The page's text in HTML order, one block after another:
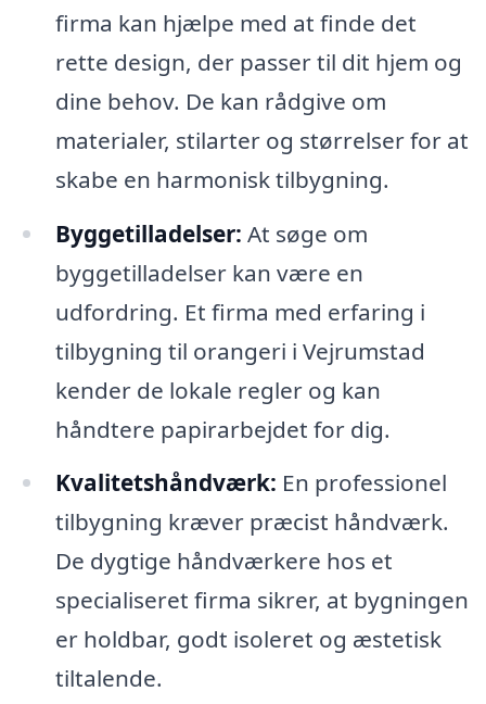
firma kan hjælpe med at finde det
rette design, der passer til dit hjem og
dine behov. De kan rådgive om
materialer, stilarter og størrelser for at
skabe en harmonisk tilbygning.
Byggetilladelser: At søge om
byggetilladelser kan være en
udfordring. Et firma med erfaring i
tilbygning til orangeri i Vejrumstad
kender de lokale regler og kan
håndtere papirarbejdet for dig.
Kvalitetshåndværk: En professionel
tilbygning kræver præcist håndværk.
De dygtige håndværkere hos et
specialiseret firma sikrer, at bygningen
er holdbar, godt isoleret og æstetisk
tiltalende.